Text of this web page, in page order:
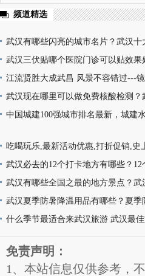
频道精选
武汉有哪些闪亮的城市名片？武汉
楼热干面无人不知无人不晓
武汉三伏贴哪个医院门诊可以贴效
医院门诊名单地址(就诊时间+门诊地
江流贤胜大成武昌 风景不容错过---
韵味十足又充满活力
武汉现在哪里可以做免费核酸检测？
检测地点位置咨询电话及时间(部分
中国城建100强城市排名最新，城建
吃喝玩乐,最新活动优惠,打折促销,史
买,天天更新,超省钱,快来抢购!
武汉必去的12个打卡地方有哪些？
地址推荐
武汉有哪些全国之最的地方景点？
点名称介绍及图片大全欣赏
武汉夏季防暑降温用品有哪些？夏季
片
什么季节最适合来武汉旅游 武汉最
几月份
免责声明：
1、本站信息仅供参考，